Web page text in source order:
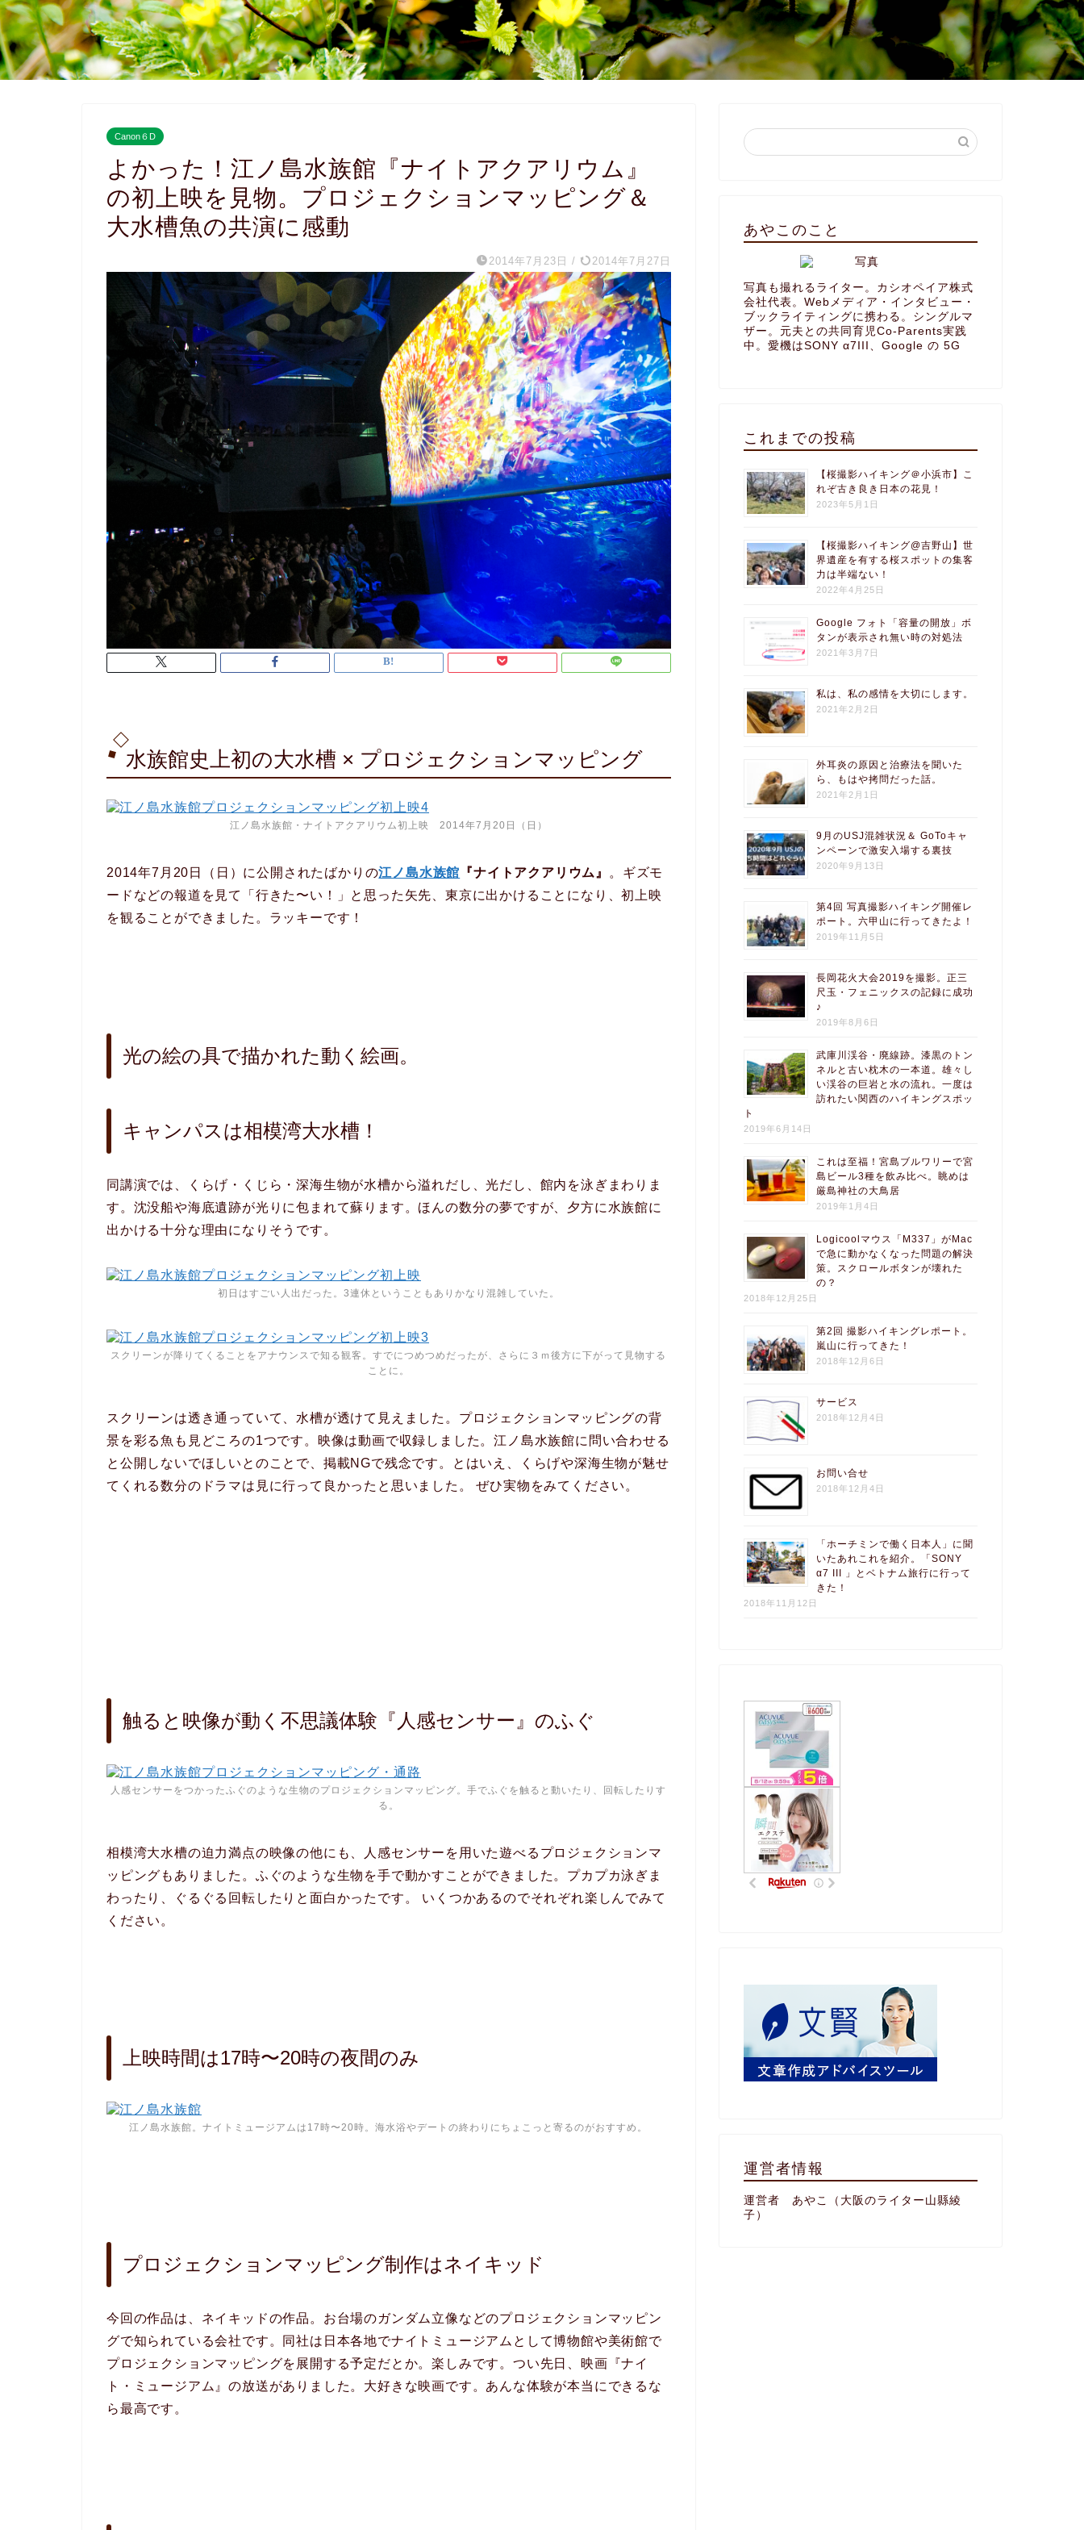
Canon６D
よかった！江ノ島水族館『ナイトアクアリウム』
の初上映を見物。プロジェクションマッピング＆
大水槽魚の共演に感動
2014年7月23日 / 2014年7月27日
水族館史上初の大水槽 × プロジェクションマッピング
江ノ島水族館・ナイトアクアリウム初上映 2014年7月20日（日）
2014年7月20日（日）に公開されたばかりの江ノ島水族館 『ナイトアクアリウム』
。ギズモ
ードなどの報道を見て「行きた〜い！」と思った矢先、東京に出かけることになり、初上映
を観ることができました。ラッキーです！
光の絵の具で描かれた動く絵画。
キャンパスは相模湾大水槽！
同講演では、くらげ・くじら・深海生物が水槽から溢れだし、光だし、館内を泳ぎまわりま
す。沈没船や海底遺跡が光りに包まれて蘇ります。ほんの数分の夢ですが、夕方に水族館に
出かける十分な理由になりそうです。
初日はすごい人出だった。3連休ということもありかなり混雑していた。
スクリーンが降りてくることをアナウンスで知る観客。すでにつめつめだったが、さらに３ｍ後方に下がって見物する
ことに。
スクリーンは透き通っていて、水槽が透けて見えました。プロジェクションマッピングの背
景を彩る魚も見どころの1つです。映像は動画で収録しました。江ノ島水族館に問い合わせる
と公開しないでほしいとのことで、掲載NGで残念です。とはいえ、くらげや深海生物が魅せ
てくれる数分のドラマは見に行って良かったと思いました。 ぜひ実物をみてください。
触ると映像が動く不思議体験『人感センサー』のふぐ
人感センサーをつかったふぐのような生物のプロジェクションマッピング。手でふぐを触ると動いたり、回転したりす
る。
相模湾大水槽の迫力満点の映像の他にも、人感センサーを用いた遊べるプロジェクションマ
ッピングもありました。ふぐのような生物を手で動かすことができました。プカプカ泳ぎま
わったり、ぐるぐる回転したりと面白かったです。 いくつかあるのでそれぞれ楽しんでみて
ください。
上映時間は17時〜20時の夜間のみ
江ノ島水族館。ナイトミュージアムは17時〜20時。海水浴やデートの終わりにちょこっと寄るのがおすすめ。
プロジェクションマッピング制作はネイキッド
今回の作品は、ネイキッドの作品。お台場のガンダム立像などのプロジェクションマッピン
グで知られている会社です。同社は日本各地でナイトミュージアムとして博物館や美術館で
プロジェクションマッピングを展開する予定だとか。楽しみです。つい先日、映画『ナイ
ト・ミュージアム』の放送がありました。大好きな映画です。あんな体験が本当にできるな
ら最高です。
あやこのこと
写真も撮れるライター。カシオペイア株式
会社代表。Webメディア・インタビュー・
ブックライティングに携わる。シングルマ
ザー。元夫との共同育児Co-Parents実践
中。愛機はSONY α7III、Google の 5G
これまでの投稿
【桜撮影ハイキング＠小浜市】こ
れぞ古き良き日本の花見！
2023年5月1日
【桜撮影ハイキング@吉野山】世
界遺産を有する桜スポットの集客
力は半端ない！
2022年4月25日
Google フォト「容量の開放」ボ
タンが表示され無い時の対処法
2021年3月7日
私は、私の感情を大切にします。
2021年2月2日
外耳炎の原因と治療法を聞いた
ら、もはや拷問だった話。
2021年2月1日
9月のUSJ混雑状況＆ GoToキャ
ンペーンで激安入場する裏技
2020年9月13日
第4回 写真撮影ハイキング開催レ
ポート。六甲山に行ってきたよ！
2019年11月5日
長岡花火大会2019を撮影。正三
尺玉・フェニックスの記録に成功
♪
2019年8月6日
武庫川渓谷・廃線跡。漆黒のトン
ネルと古い枕木の一本道。雄々し
い渓谷の巨岩と水の流れ。一度は
訪れたい関西のハイキングスポッ
ト
2019年6月14日
これは至福！宮島ブルワリーで宮
島ビール3種を飲み比べ。眺めは
厳島神社の大鳥居
2019年1月4日
Logicoolマウス「M337」がMac
で急に動かなくなった問題の解決
策。スクロールボタンが壊れた
の？
2018年12月25日
第2回 撮影ハイキングレポート。
嵐山に行ってきた！
2018年12月6日
サービス
2018年12月4日
お問い合せ
2018年12月4日
「ホーチミンで働く日本人」に聞
いたあれこれを紹介。「SONY
α7 III 」とベトナム旅行に行って
きた！
2018年11月12日
運営者情報
運営者 あやこ（大阪のライター山縣綾
子）